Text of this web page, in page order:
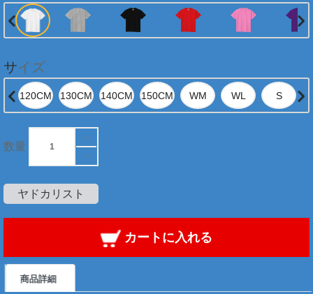
サイズ
数量
ヤドカリスト
カートに入れる
商品詳細